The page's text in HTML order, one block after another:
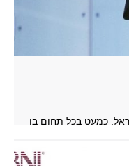
כמעט בכל תחום בו